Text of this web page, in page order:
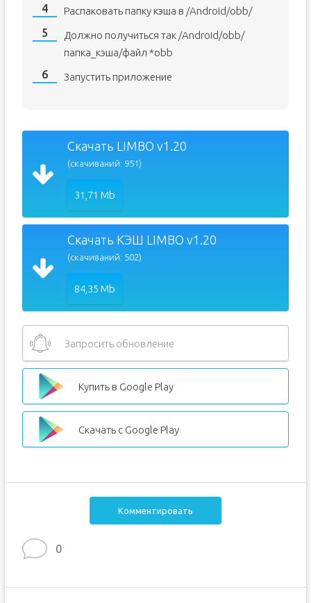
Распаковать папку кэша в /Android/obb/
Должно получиться так /Android/obb/
папка_кэша/файл *obb
Запустить приложение
Скачать LIMBO v1.20
(скачиваний: 951)
31,71 Mb
Скачать КЭШ LIMBO v1.20
(скачиваний: 502)
84,35 Mb
Запросить обновление
Купить в Google Play
Скачать с Google Play
Комментировать
0